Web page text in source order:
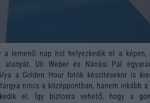
a lemenő nap hol helyezkedik el a képen,
alanyát. Uli Weber és Nánási Pál
a Golden Hour fotók készítésekor is
nincs a középpontban, hanem inkább
el. Így biztosra vehető, hogy a